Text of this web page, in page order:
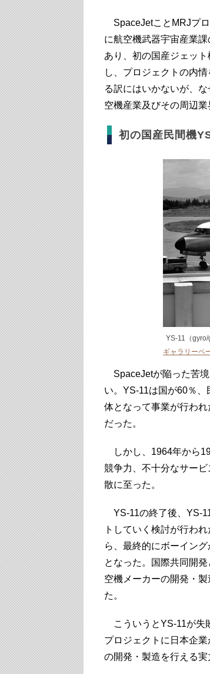
SpaceJetことMRJプ
に航空機武器宇宙産業
あり、初の国産ジェッ
し、プロジェクトの内
る訳にはいかないが、
空機産業及びその周辺
初の国産民間機
YS-11（gyro/
ギャラリーペ
SpaceJetが陥った苦境
い。YS-11は国が60％
体となって事業が行わ
だった。
しかし、1964年から
競争力、不十分なサー
散に至った。
YS-11の終了後、YS-
トしていく検討が行わ
ら、最終的にボーイン
となった。国際共同開
空機メーカーの開発・
た。
こういうとYS-11が失
プロジェクトに日本企
の開発・製造を行える